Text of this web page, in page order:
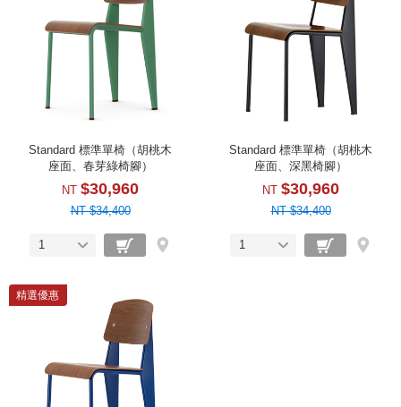
Standard 標準單椅（胡桃木
座面、春芽綠椅腳）
NT $30,960
NT $34,400
1
Standard 標準單椅（胡桃木
座面、深黑椅腳）
NT $30,960
NT $34,400
1
精選優惠